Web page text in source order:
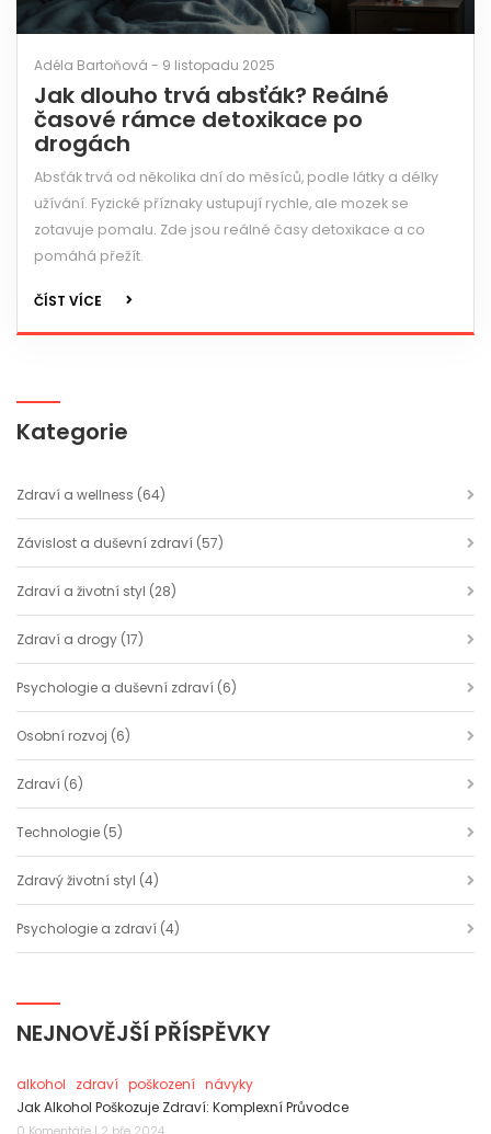
Adéla Bartoňová - 9 listopadu 2025
Jak dlouho trvá absťák? Reálné
časové rámce detoxikace po
drogách
Absťák trvá od několika dní do měsíců, podle látky a délky
užívání. Fyzické příznaky ustupují rychle, ale mozek se
zotavuje pomalu. Zde jsou reálné časy detoxikace a co
pomáhá přežít.
ČÍST VÍCE
Kategorie
Zdraví a wellness (64)
Závislost a duševní zdraví (57)
Zdraví a životní styl (28)
Zdraví a drogy (17)
Psychologie a duševní zdraví (6)
Osobní rozvoj (6)
Zdraví (6)
Technologie (5)
Zdravý životní styl (4)
Psychologie a zdraví (4)
NEJNOVĚJŠÍ PŘÍSPĚVKY
alkohol zdraví poškození návyky
Jak Alkohol Poškozuje Zdraví: Komplexní Průvodce